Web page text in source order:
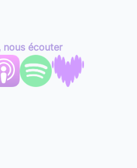
nous écouter